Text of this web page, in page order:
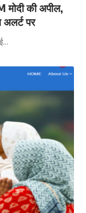
की अपील,
पर
…